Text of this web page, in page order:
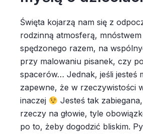
Święta kojarzą nam się z
rodzinną atmosferą,
spędzonego razem, na
przy malowaniu pisanek, czy
spacerów… Jednak, jeśli jesteś
zapewne, że w rzeczywistości
inaczej
Jesteś tak
rzeczy na głowie, tyle
po to, żeby dogodzić bliskim.